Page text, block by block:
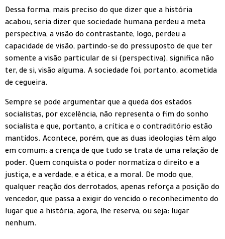
Dessa forma, mais preciso do que dizer que a história
acabou, seria dizer que sociedade humana perdeu a meta
perspectiva, a visão do contrastante, logo, perdeu a
capacidade de visão, partindo-se do pressuposto de que ter
somente a visão particular de si (perspectiva), significa não
ter, de si, visão alguma. A sociedade foi, portanto, acometida
de cegueira.
Sempre se pode argumentar que a queda dos estados
socialistas, por excelência, não representa o fim do sonho
socialista e que, portanto, a crítica e o contraditório estão
mantidos. Acontece, porém, que as duas ideologias têm algo
em comum: a crença de que tudo se trata de uma relação de
poder. Quem conquista o poder normatiza o direito e a
justiça, e a verdade, e a ética, e a moral. De modo que,
qualquer reação dos derrotados, apenas reforça a posição do
vencedor, que passa a exigir do vencido o reconhecimento do
lugar que a história, agora, lhe reserva, ou seja: lugar
nenhum.